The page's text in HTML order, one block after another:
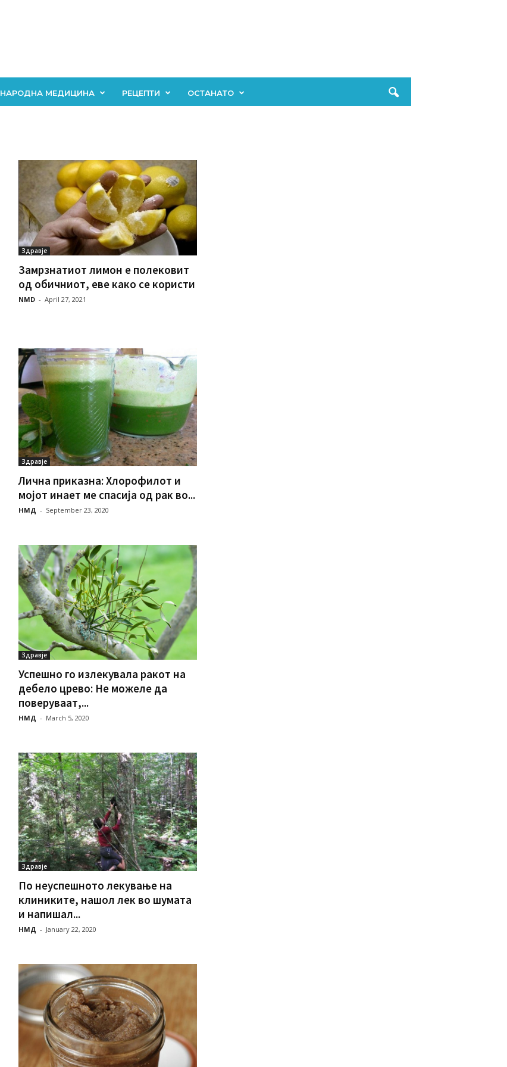
НАРОДНА МЕДИЦИНА РЕЦЕПТИ ОСТАНАТО
Здравје
Замрзнатиот лимон е полековит
од обичниот, еве како се користи
NMD - April 27, 2021
Здравје
Лична приказна: Хлорофилот и
мојот инает ме спасија од рак во...
НМД - September 23, 2020
Здравје
Успешно го излекувала ракот на
дебело црево: Не можеле да
поверуваат,...
НМД - March 5, 2020
Здравје
По неуспешното лекување на
клиниките, нашол лек во шумата
и напишал...
НМД - January 22, 2020